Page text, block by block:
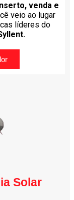
venda e
veio ao lugar
líderes do
Solar